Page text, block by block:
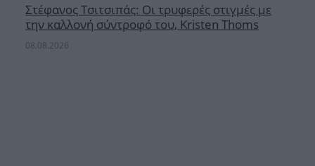
Στέφανος Τσιτσιπάς: Οι τρυφερές στιγμές με
την καλλονή σύντροφό του, Kristen Thoms
08.08.2026